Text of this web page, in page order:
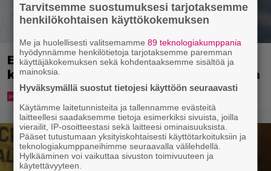
Ekaluokkalaisille jaetaan ilmainen
kotiavain – katso, mistä sen voi hakea
Tarvitsemme suostumuksesi tarjotaksemme
henkilökohtaisen käyttökokemuksen
Me ja huolellisesti valitsemamme89 teknologiakumppania
hyödynnämme henkilötietoja tarjotaksemme paremman
käyttäjäkokemuksen sekä kohdentaaksemme sisältöä ja
mainoksia.
Hyväksymällä suostut tietojesi käyttöön seuraavasti
Käytämme laitetunnisteita ja tallennamme evästeitä
laitteellesi saadaksemme tietoja esimerkiksi sivuista, joilla
vierailit, IP-osoitteestasi sekä laitteesi ominaisuuksista.
Pääset tutustumaan yksityiskohtaisesti käyttötarkoituksiin ja
teknologiakumppaneihimme seuraavalla välilehdellä.
Hylkääminen voi vaikuttaa sivuston toimivuuteen ja
käytettävyyteen.